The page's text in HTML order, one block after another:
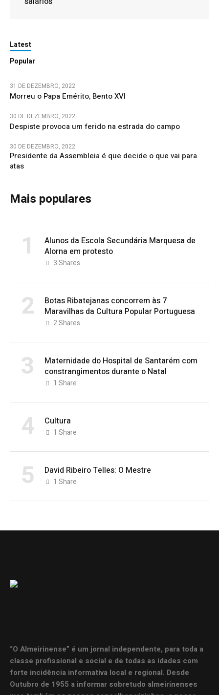
Latest
Popular
31 DE DEZEMBRO, 2022
Morreu o Papa Emérito, Bento XVI
30 DE DEZEMBRO, 2022
Despiste provoca um ferido na estrada do campo
30 DE DEZEMBRO, 2022
Presidente da Assembleia é que decide o que vai para
atas
Mais populares
1
Alunos da Escola Secundária Marquesa de
Alorna em protesto
3Shares
2
Botas Ribatejanas concorrem às 7
Maravilhas da Cultura Popular Portuguesa
2Shares
3
Maternidade do Hospital de Santarém com
constrangimentos durante o Natal
1 Share
4 Cultura
1 Share
5 David Ribeiro Telles: O Mestre
1 Share
“O Almeirinense” é um jornal independente, para toda a
classe profissional e social e de todas as idades com
forte incidência informativa local e regional. Desde
Outubro de 1955 a informar sobretudo almeirinenses